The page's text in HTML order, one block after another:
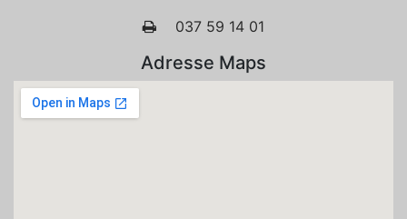
037 59 14 01
Adresse Maps